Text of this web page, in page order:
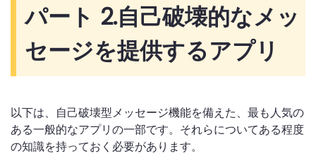
パート 2.自己破壊的なメッ
セージを提供するアプリ
以下は、自己破壊型メッセージ機能を備えた、最も人気の
ある一般的なアプリの一部です。それらについてある程度
の知識を持っておく必要があります。